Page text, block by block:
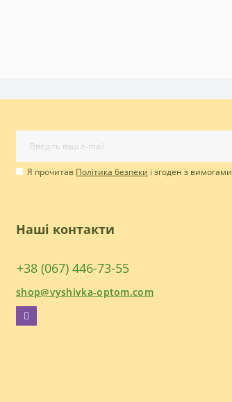
Я прочитав Політика безпеки і згоден з вимогами
Наші контакти
+38 (067) 446-73-55
shop@vyshivka-optom.com